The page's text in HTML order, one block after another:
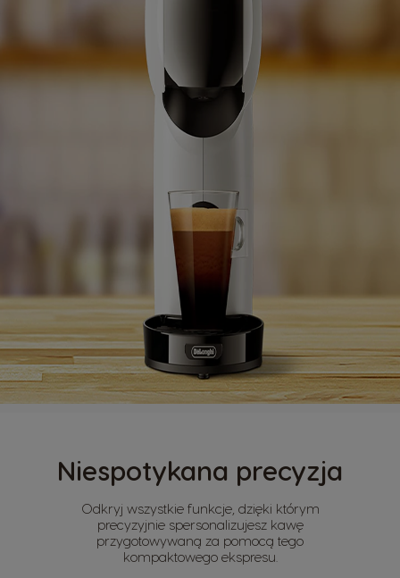
Niespotykana precyzja
Odkryj wszystkie funkcje, dzięki którym
precyzyjnie spersonalizujesz kawę
przygotowywaną za pomocą tego
kompaktowego ekspresu.